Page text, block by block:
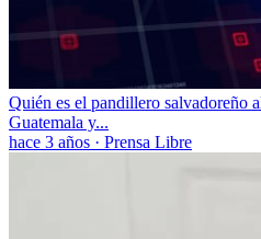
Quién es el pandillero salvadoreño
Guatemala y...
hace 3 años · Prensa Libre